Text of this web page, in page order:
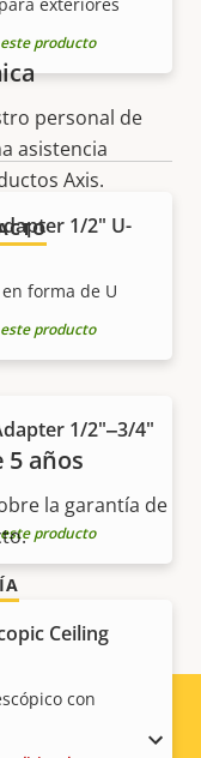
producto
1/2" U-
forma de U
producto
1/2"‒3/4"
producto
Ceiling
con
personal de
asistencia
Axis.
5 años
la garantía de